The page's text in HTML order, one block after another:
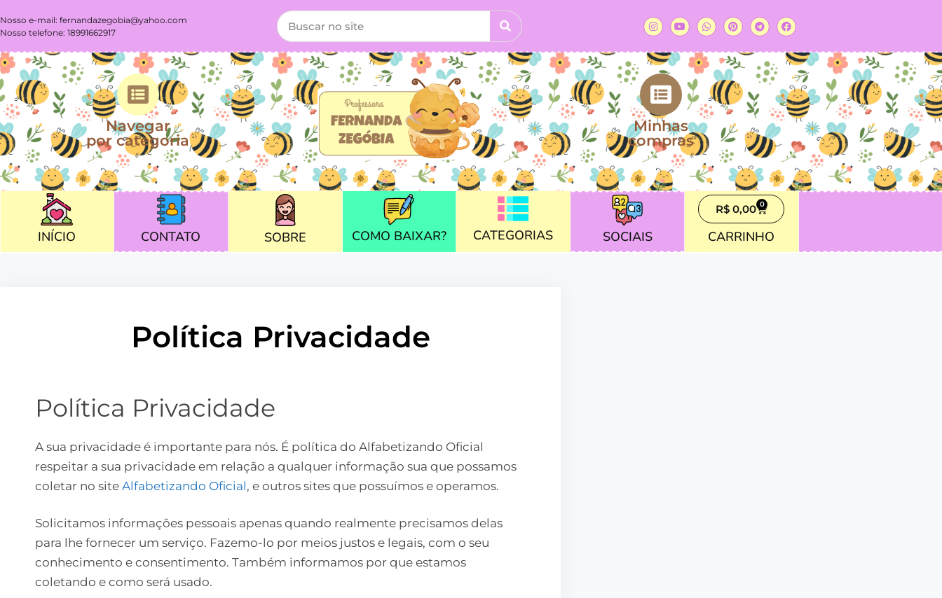
Nosso e-mail: fernandazegobia@yahoo.com
Nosso telefone: 18991662917
Navegar
por categoria
Minhas
compras
INÍCIO CONTATO SOBRE COMO BAIXAR? CATEGORIAS SOCIAIS
R$ 0,00 0
CARRINHO
Política Privacidade
Política Privacidade
A sua privacidade é importante para nós. É política do Alfabetizando Oficial
respeitar a sua privacidade em relação a qualquer informação sua que possamos
coletar no site Alfabetizando Oficial, e outros sites que possuímos e operamos.
Solicitamos informações pessoais apenas quando realmente precisamos delas
para lhe fornecer um serviço. Fazemo-lo por meios justos e legais, com o seu
conhecimento e consentimento. Também informamos por que estamos
coletando e como será usado.